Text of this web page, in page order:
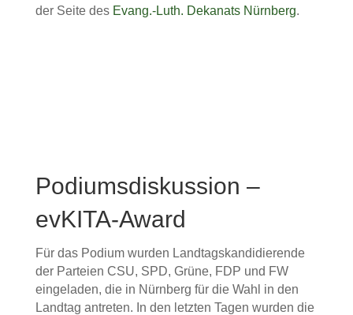
der Seite des Evang.-Luth. Dekanats Nürnberg.
Podiumsdiskussion –
evKITA-Award
Für das Podium wurden Landtagskandidierende
der Parteien CSU, SPD, Grüne, FDP und FW
eingeladen, die in Nürnberg für die Wahl in den
Landtag antreten. In den letzten Tagen wurden die